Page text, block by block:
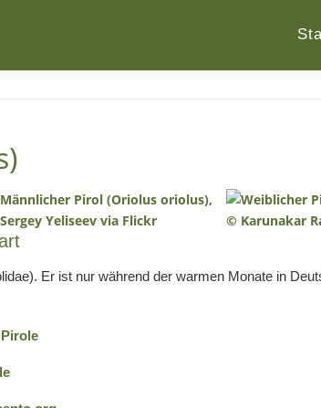
Er ist nur während der warmen Monate in